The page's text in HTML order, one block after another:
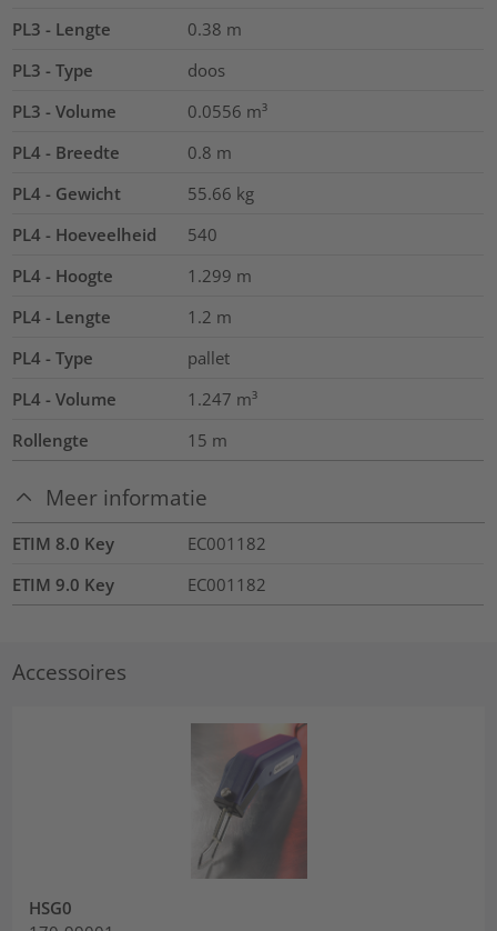
PL3 - Lengte
0.38 m
PL3 - Type
doos
PL3 - Volume
0.0556 m³
PL4 - Breedte
0.8 m
PL4 - Gewicht
55.66 kg
PL4 - Hoeveelheid
540
PL4 - Hoogte
1.299 m
PL4 - Lengte
1.2 m
PL4 - Type
pallet
PL4 - Volume
1.247 m³
Rollengte
15 m
Meer informatie
ETIM 8.0 Key
EC001182
ETIM 9.0 Key
EC001182
Accessoires
HSG0